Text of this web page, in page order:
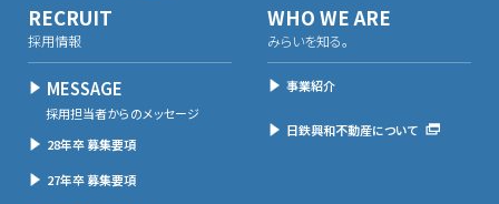
RECRUIT
採用情報
MESSAGE
採用担当者からのメッセージ
28年卒 募集要項
27年卒 募集要項
WHO WE ARE
みらいを知る。
事業紹介
日鉄興和不動産について